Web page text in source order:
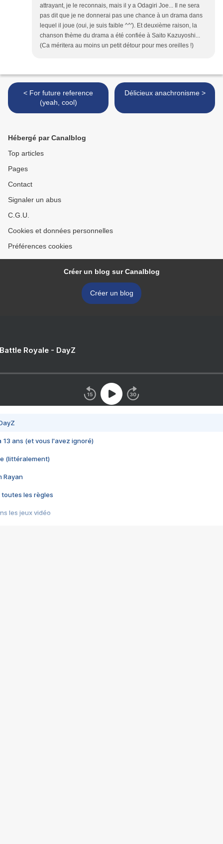
attrayant, je le reconnais, mais il y a Odagiri Joe... Il ne sera
pas dit que je ne donnerai pas une chance à un drama dans
lequel il joue (oui, je suis faible ^^'). Et deuxième raison, la
chanson thème du drama a été confiée à Saito Kazuyoshi...
(Ca méritera au moins un petit détour pour mes oreilles !)
< For future reference
(yeah, cool)
Délicieux anachronisme >
Hébergé par Canalblog
Top articles
Pages
Contact
Signaler un abus
C.G.U.
Cookies et données personnelles
Préférences cookies
Créer un blog sur Canalblog
Créer un blog
Royale - DayZ
13 ans (et vous l'avez ignoré)
(littéralement)
Rayan
toutes les règles
les jeux vidéo